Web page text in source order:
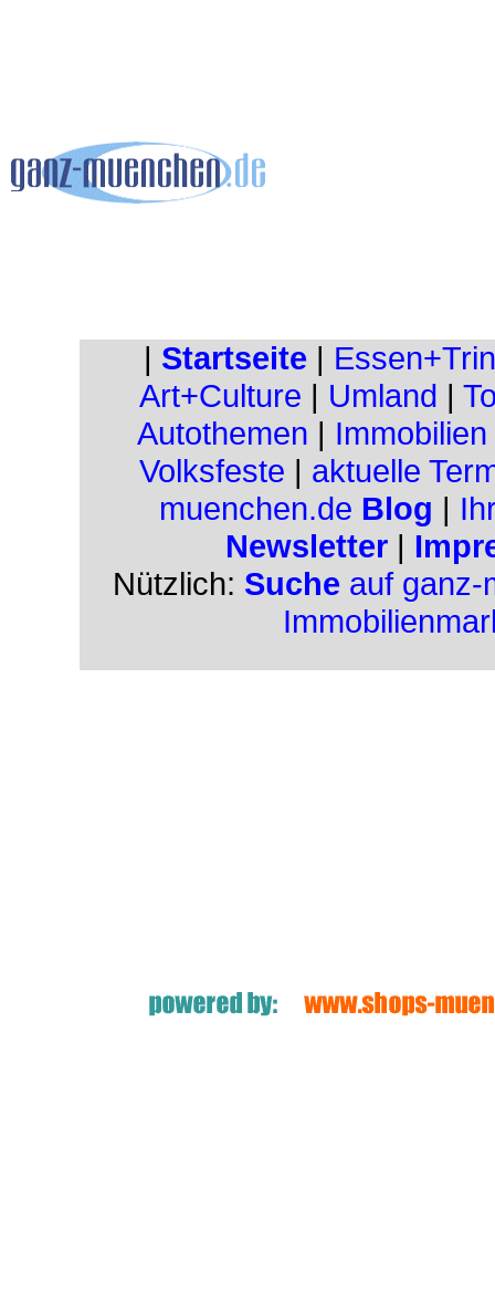
| Startseite |
Art+Culture | Umland |
Autothemen | Immobilien
Volksfeste | aktuelle
muenchen.de Blog |
Newsletter |
Nützlich: Suche auf ganz-